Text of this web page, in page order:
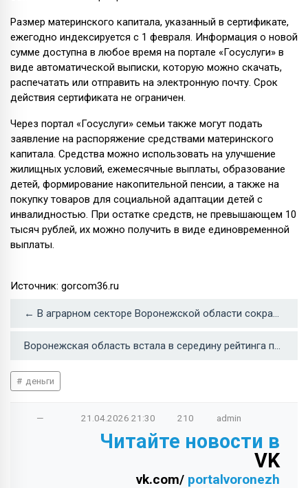
Размер материнского капитала, указанный в сертификате,
ежегодно индексируется с 1 февраля. Информация о новой
сумме доступна в любое время на портале «Госуслуги» в
виде автоматической выписки, которую можно скачать,
распечатать или отправить на электронную почту. Срок
действия сертификата не ограничен.
Через портал «Госуслуги» семьи также могут подать
заявление на распоряжение средствами материнского
капитала. Средства можно использовать на улучшение
жилищных условий, ежемесячные выплаты, образование
детей, формирование накопительной пенсии, а также на
покупку товаров для социальной адаптации детей с
инвалидностью. При остатке средств, не превышающем 10
тысяч рублей, их можно получить в виде единовременной
выплаты.
Источник: gorcom36.ru
← В аграрном секторе Воронежской области сокращается поголовье скота
Воронежская область встала в середину рейтинга просроченной задолженности населения →
деньги
— 21.04.2026 21:30 210 admin
Читайте новости в
VK
vk.com/ portalvoronezh